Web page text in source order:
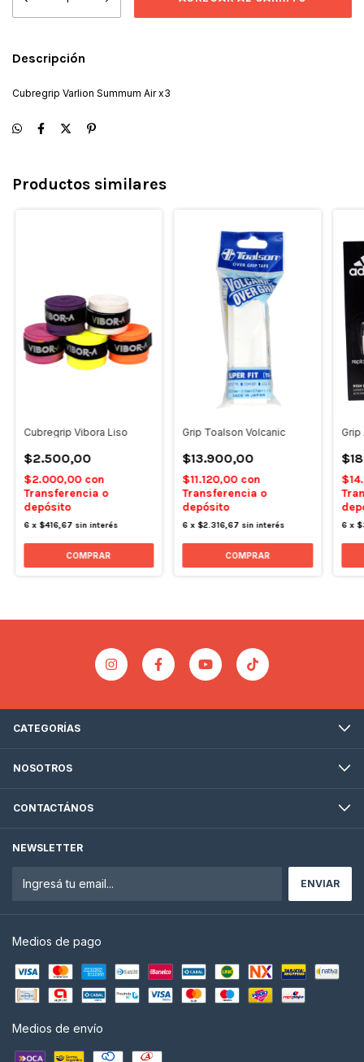
Descripción
Cubregrip Varlion Summum Air x3
Productos similares
Cubregrip Vibora Liso
$2.500,00
$2.000,00 con
Transferencia o
depósito
6 x $416,67 sin interés
COMPRAR
Grip Toalson Volcanic
$13.900,00
$11.120,00 con
Transferencia o
depósito
6 x$2.316,67 sin interés
COMPRAR
6 x
CATEGORÍAS
NOSOTROS
CONTACTÁNOS
NEWSLETTER
Medios de pago
Medios de envío